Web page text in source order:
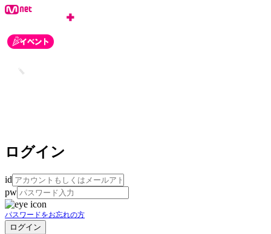
ログイン
id
pw
パスワードをお忘れの方